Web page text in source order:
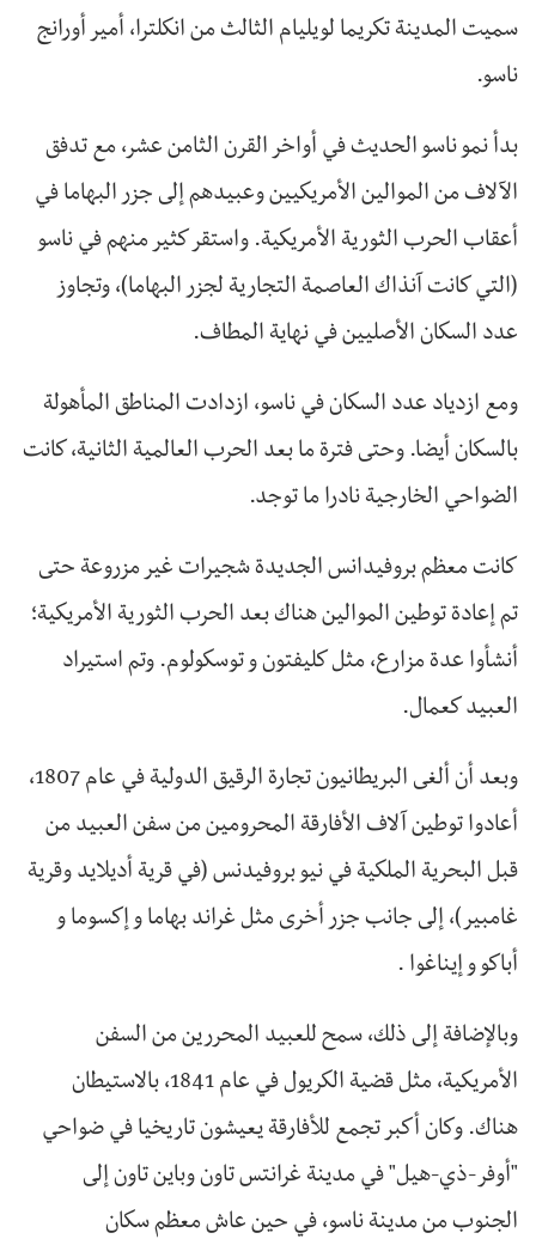
سميت المدينة تكريما لويليام الثالث من انكلترا، أمير أورانج
ناسو.
بدأ نمو ناسو الحديث في أواخر القرن الثامن عشر، مع تدفق
الآلاف من الموالين الأمريكيين وعبيدهم إلى جزر البهاما في
أعقاب الحرب الثورية الأمريكية. واستقر كثير منهم في ناسو
(التي كانت آنذاك العاصمة التجارية لجزر البهاما)، وتجاوز
عدد السكان الأصليين في نهاية المطاف.
ومع ازدياد عدد السكان في ناسو، ازدادت المناطق المأهولة
بالسكان أيضا. وحتى فترة ما بعد الحرب العالمية الثانية، كانت
الضواحي الخارجية نادرا ما توجد.
كانت معظم بروفيدانس الجديدة شجيرات غير مزروعة حتى
تم إعادة توطين الموالين هناك بعد الحرب الثورية الأمريكية؛
أنشأوا عدة مزارع، مثل كليفتون و توسكولوم. وتم استيراد
العبيد كعمال.
وبعد أن ألغى البريطانيون تجارة الرقيق الدولية في عام 1807،
أعادوا توطين آلاف الأفارقة المحرومين من سفن العبيد من
قبل البحرية الملكية في نيو بروفيدنس (في قرية أديلايد وقرية
غامبير)، إلى جانب جزر أخرى مثل غراند بهاما و إكسوما و
أباكو و إيناغوا .
وبالإضافة إلى ذلك، سمح للعبيد المحررين من السفن
الأمريكية، مثل قضية الكريول في عام 1841، بالاستيطان
هناك. وكان أكبر تجمع للأفارقة يعيشون تاريخيا في ضواحي
"أوفر-ذي-هيل" في مدينة غرانتس تاون وباين تاون إلى
الجنوب من مدينة ناسو، في حين عاش معظم سكان